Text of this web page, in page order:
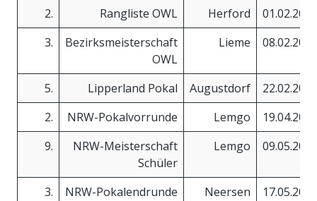
2.
Rangliste OWL Herford
01.02.2015
3.
Bezirksmeisterschaft
OWL
Lieme 08.02.2015
5. Lipperland Pokal Augustdorf
22.02.2015
2.
NRW-Pokalvorrunde Lemgo
19.04.2015
9.
NRW-Meisterschaft
Schüler
Lemgo 09.05.2015
3. NRW-Pokalendrunde Neersen
17.05.2015